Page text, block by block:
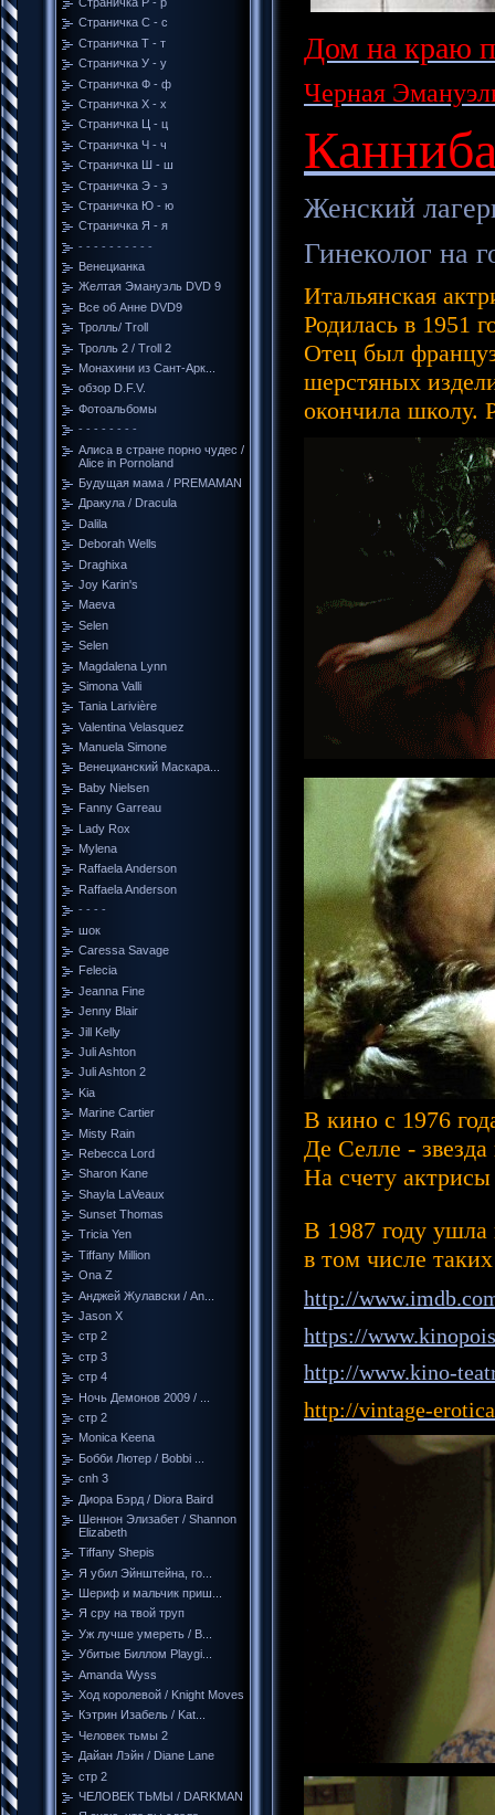
Страничка С - с
Страничка Т - т
Страничка У - у
Страничка Ф - ф
Страничка Х - х
Страничка Ц - ц
Страничка Ч - ч
Страничка Ш - ш
Страничка Э - э
Страничка Ю - ю
Страничка Я - я
- - - - - - - - - -
Венецианка
Желтая Эмануэль DVD 9
Все об Анне DVD9
Тролль/ Troll
Тролль 2 / Troll 2
Монахини из Сант-Арк...
обзор D.F.V.
Фотоальбомы
- - - - - - - -
Алиса в стране порно чудес /
Alice in Pornoland
Будущая мама / PREMAMAN
Дракула / Dracula
Dalila
Deborah Wells
Draghixa
Joy Karin's
Maeva
Selen
Selen
Magdalena Lynn
Simona Valli
Tania Larivière
Valentina Velasquez
Manuela Simone
Венецианский Маскара...
Baby Nielsen
Fanny Garreau
Lady Rox
Mylena
Raffaela Anderson
Raffaela Anderson
- - - -
шок
Caressa Savage
Felecia
Jeanna Fine
Jenny Blair
Jill Kelly
Juli Ashton
Juli Ashton 2
Kia
Marine Cartier
Misty Rain
Rebecca Lord
Sharon Kane
Shayla LaVeaux
Sunset Thomas
Tricia Yen
Tiffany Million
Ona Z
Анджей Жулавски / An...
Jason X
стр 2
стр 3
стр 4
Ночь Демонов 2009 / ...
стр 2
Monica Keena
Бобби Лютер / Bobbi ...
cnh 3
Диора Бэрд / Diora Baird
Шеннон Элизабет / Shannon
Elizabeth
Tiffany Shepis
Я убил Эйнштейна, го...
Шериф и мальчик приш...
Я сру на твой труп
Уж лучше умереть / B...
Убитые Биллом Playgi...
Amanda Wyss
Ход королевой / Knight Moves
Кэтрин Изабель / Kat...
Человек тьмы 2
Дайан Лэйн / Diane Lane
стр 2
ЧЕЛОВЕК ТЬМЫ / DARKMAN
Дом на краю
Черная
Женский
Гинеколог на
Итальянская
Родилась в 1951
Отец был
шерстяных
окончила школу.
В кино с 1976
Де Селле -
На счету
В 1987 году ушла
в том числе
http://
https://
http://www.kino-
http://vintage-